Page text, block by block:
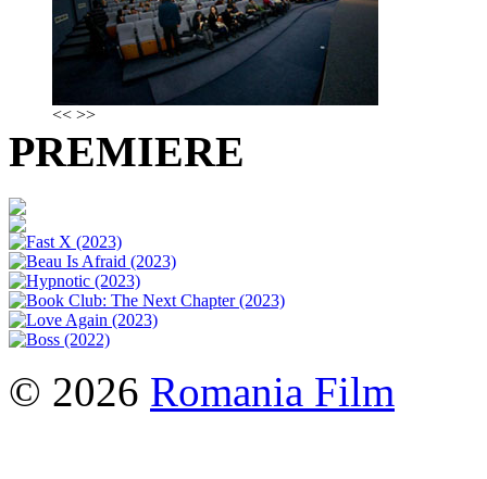
<< >>
PREMIERE
© 2026 Romania Film